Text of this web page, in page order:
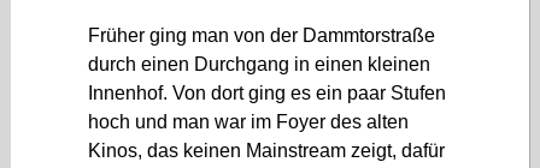
Früher ging man von der Dammtorstraße
durch einen Durchgang in einen kleinen
Innenhof. Von dort ging es ein paar Stufen
hoch und man war im Foyer des alten
Kinos, das keinen Mainstream zeigt, dafür